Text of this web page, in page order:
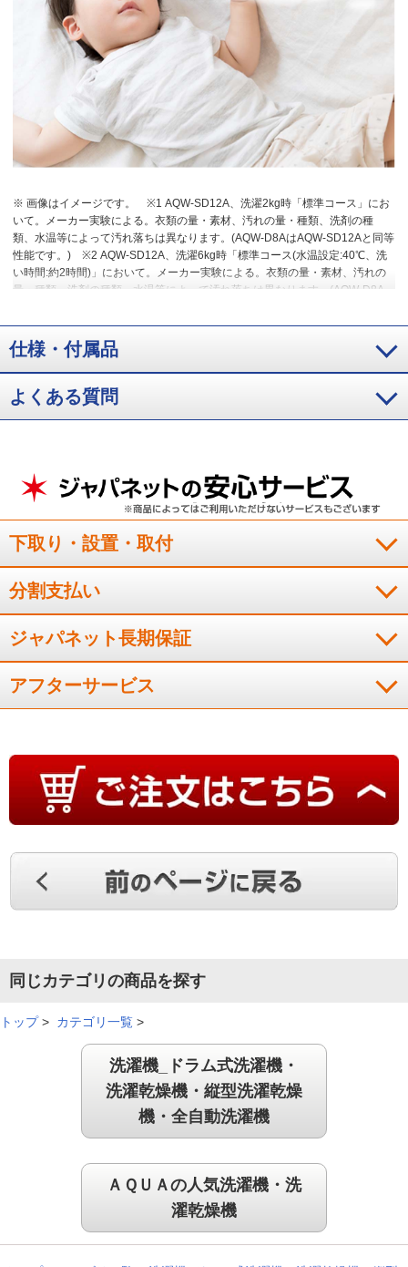
※ 画像はイメージです。
※1 AQW-SD12A、洗濯2kg時「標準コース」にお
いて。メーカー実験による。衣類の量・素材、汚れの量・種類、洗剤の種
類、水温等によって汚れ落ちは異なります。(AQW-D8AはAQW-SD12Aと同等
性能です。)
※2 AQW-SD12A、洗濯6kg時「標準コース(水温設定:40℃、洗
い時間:約2時間)」において。メーカー実験による。衣類の量・素材、汚れの
量・種類、洗剤の種類、水温等によって汚れ落ちは異なります。(AQW-D8A
測定。［除菌方法］加温高温水による。［対象部分］ドラム内衣類。［試験
結果］菌の減少率99％以上。
※4 AQW-D8A、洗濯3.5kg時「標準コース」
後の吊り干し乾燥と、洗濯～乾燥3.5kg時「標準コース」において。メーカー
実験による。衣類の量・素材、一緒に乾燥するものの種類によって仕上がり
は異なります。
※5 ［試験方法］ドラム内および外槽に取り付けた菌液付着
※7 乾燥フィルターは内蔵と補助の2種類で構成されています。内蔵の乾燥フ
ィルターを自動でお掃除します。
※8 AQW-D8A洗濯～乾燥4.5kg、1日1回
運転時。衣類の量・素材等により、糸くず等の量は異なります。メーカー調
べ。
仕様・付属品
よくある質問
下取り・設置・取付
分割支払い
ジャパネット長期保証
アフターサービス
同じカテゴリの商品を探す
トップ> カテゴリ一覧 >
洗濯機_ドラム式洗濯機・
洗濯乾燥機・縦型洗濯乾燥
機・全自動洗濯機
ＡＱＵＡの人気洗濯機・洗
濯乾燥機